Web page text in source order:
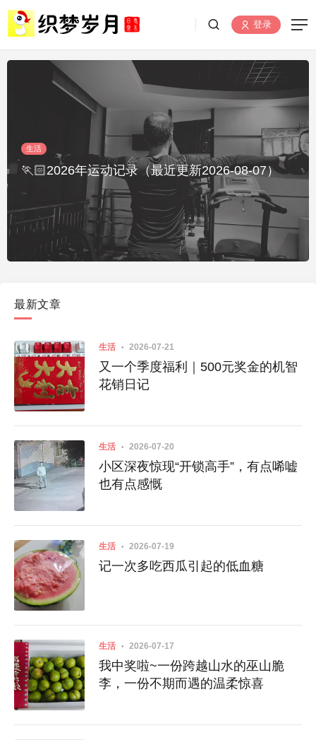
登录
生活
🏃🏻2026年运动记录（最近更新2026-08-07）
最新文章
生活 2026-07-21
又一个季度福利｜500元奖金的机智
花销日记
生活 2026-07-20
小区深夜惊现“开锁高手”，有点唏嘘
也有点感慨
生活 2026-07-19
记一次多吃西瓜引起的低血糖
生活 2026-07-17
我中奖啦~一份跨越山水的巫山脆
李，一份不期而遇的温柔惊喜